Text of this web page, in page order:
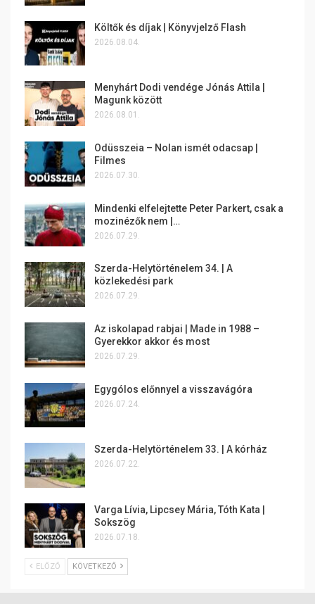
Költők és díjak | Könyvjelző Flash
2026.08.04.
Menyhárt Dodi vendége Jónás Attila |
Magunk között
2026.08.01.
Odüsszeia – Nolan ismét odacsap |
Filmes
2026.07.30.
Mindenki elfelejtette Peter Parkert, csak a
mozinézők nem |…
2026.07.29.
Szerda-Helytörténelem 34. | A
közlekedési park
2026.07.29.
Az iskolapad rabjai | Made in 1988 –
Gyerekkor akkor és most
2026.07.29.
Egygólos előnnyel a visszavágóra
2026.07.24.
Szerda-Helytörténelem 33. | A kórház
2026.07.22.
Varga Lívia, Lipcsey Mária, Tóth Kata |
Sokszög
2026.07.18.
ELŐZŐ KÖVETKEZŐ